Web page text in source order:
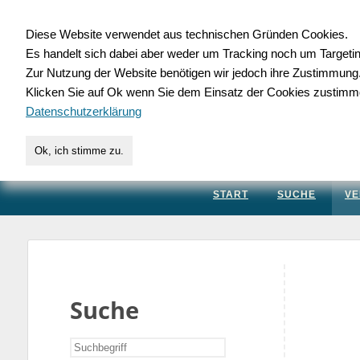
für Handwerk,
START SUCHE
Suche
Diese Website verwendet aus technischen Gründen Cookies.
Es handelt sich dabei aber weder um Tracking noch um
Zur Nutzung der Website benötigen wir jedoch ihre Zustimmung.
Klicken Sie auf Ok wenn Sie dem Einsatz der Cookies
Datenschutzerklärung
Ok, ich stimme zu.